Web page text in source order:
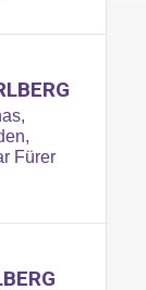
Fürer